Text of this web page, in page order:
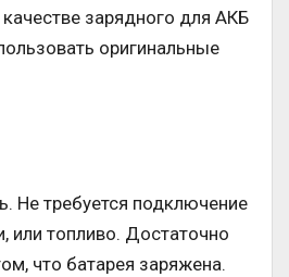
зарядного для АКБ
оригинальные
Не требуется подключение
или топливо. Достаточно
что батарея заряжена.